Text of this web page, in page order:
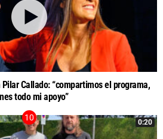
Callado: “compartimos el programa,
todo mi apoyo”
0:20